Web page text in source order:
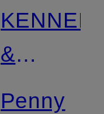
KENNEL
&
Penny